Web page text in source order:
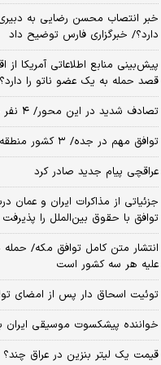
خبر انتصاب محسن رضایی به
دارد؟/ خبرگزاری فارس توضیح داد
پیش‌بینی منابع اطلاعاتی آمریکا
قصد حمله به یک عضو ناتو را دارد؟
تصادف شدید در این محور/ ۴ نفر جان باختند
توافق مهم در جده/ ۳ کشور منطقه توافقنامه نظامی امضا می‌کنند
عراقچی پیام جدید صادر کرد
جزئیاتی از مذاکرات ایران و عمان
توافق با حقوق بین‌الملل را پذیرفت
انتشار متن کامل توافق مکه/ حمله
علیه هر سه کشور است
توئیت اسحاق دار پس از امضای
خواننده پیشکسوت موسیقی
قیمت یک لیتر بنزین در عراق چند؟